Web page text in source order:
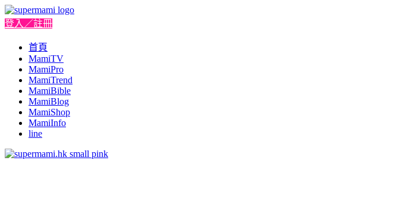
登入／註冊
首頁
MamiTV
MamiPro
MamiTrend
MamiBible
MamiBlog
MamiShop
MamiInfo
line